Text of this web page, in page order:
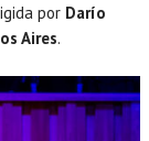
por Darío
Aires.